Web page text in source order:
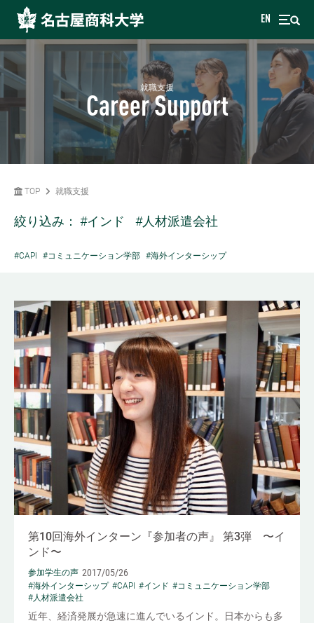
EN
就職支援
Career Support
TOP 就職支援
絞り込み： #インド #人材派遣会社
#CAPI #コミュニケーション学部 #海外インターシップ
第10回海外インターン『参加者の声』 第3弾 〜イ
ンド〜
参加学生の声 2017/05/26
#海外インターシップ #CAPI #インド #コミュニケーション学部
#人材派遣会社
近年、経済発展が急速に進んでいるインド。日本からも多